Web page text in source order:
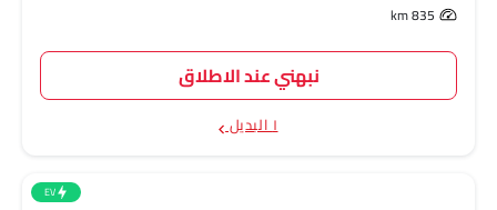
835 km
نبهني عند الاطلاق
١ البديل
EV